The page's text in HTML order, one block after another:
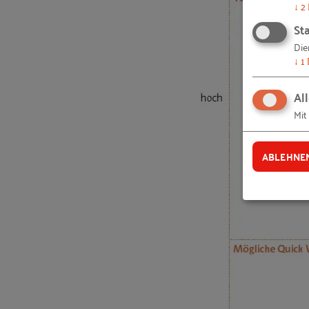
Unternehmen berichten: Bright Solutions
Inspirationsfragen: Kooperationen mit
Schon gewusst? Informatives über
RKW-Toolbox: Effectuation-Canvas
Unternehmen berichten: Check and Work
Weitere Inspirationsfragen:
Inspirationsfragen: Stellen Sie Ihre
Schon gewusst? Informatives über die
RKW-Toolbox: Werterzeuger-
↓ 2
↓ 1